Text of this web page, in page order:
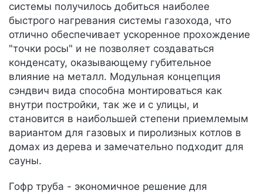
системы получилось добиться наиболее
быстрого нагревания системы газохода, что
отлично обеспечивает ускоренное прохождение
"точки росы" и не позволяет создаваться
конденсату, оказывающему губительное
влияние на металл. Модульная концепция
сэндвич вида способна монтироваться как
внутри постройки, так же и с улицы, и
становится в наибольшей степени приемлемым
вариантом для газовых и пиролизных котлов в
домах из дерева и замечательно подходит для
сауны.
Гофр труба - экономичное решение для